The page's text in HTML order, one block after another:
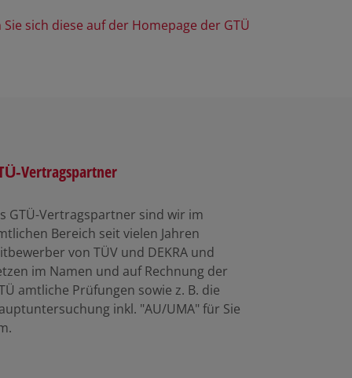
Sie sich diese auf der Homepage der GTÜ
Vertragspartner
GTÜ-Vertragspartner sind wir im
Bereich seit vielen Jahren
von TÜV und DEKRA und
im Namen und auf Rechnung der
amtliche Prüfungen sowie z. B. die
inkl. "AU/UMA" für Sie